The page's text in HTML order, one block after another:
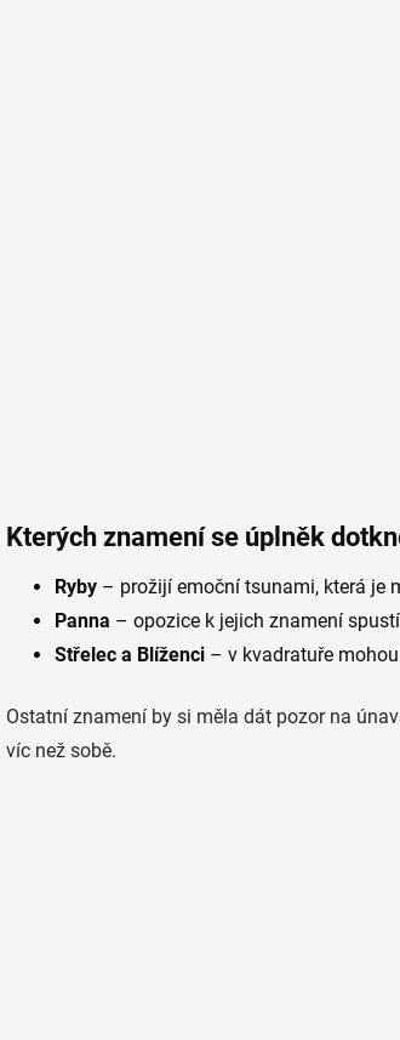
Kterých znamení se úplněk
Ryby – prožijí emoční tsunami, která je
Panna – opozice k jejich znamení
Střelec a Blíženci – v kvadratuře
Ostatní znamení by si měla dát pozor na
víc než sobě.